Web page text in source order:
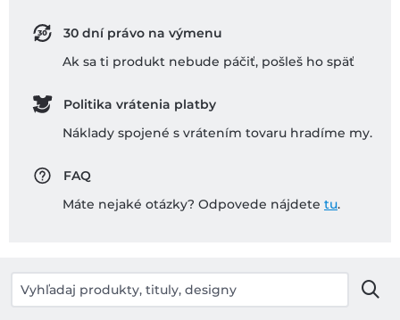
30 dní právo na výmenu
Ak sa ti produkt nebude páčiť, pošleš ho späť
Politika vrátenia platby
Náklady spojené s vrátením tovaru hradíme my.
FAQ
Máte nejaké otázky? Odpovede nájdete tu.